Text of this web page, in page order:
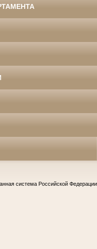
система Российской